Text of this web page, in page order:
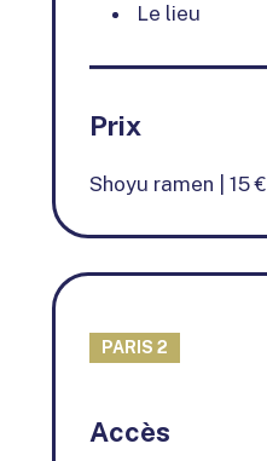
Le lieu
Prix
Shoyu ramen | 15 €
PARIS 2
−
Accès